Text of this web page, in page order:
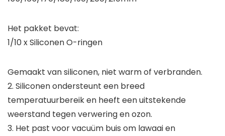
Het pakket bevat:
1/10 x Siliconen O-ringen
Gemaakt van siliconen, niet warm of verbranden.
2. Siliconen ondersteunt een breed
temperatuurbereik en heeft een uitstekende
weerstand tegen verwering en ozon.
3. Het past voor vacuüm buis om lawaai en